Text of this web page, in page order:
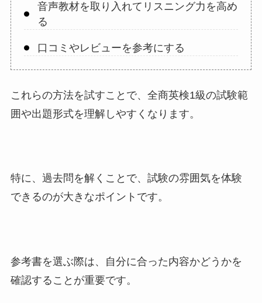
音声教材を取り入れてリスニング力を高め
る
口コミやレビューを参考にする
これらの方法を試すことで、全商英検1級の試験範
囲や出題形式を理解しやすくなります。
特に、過去問を解くことで、試験の雰囲気を体験
できるのが大きなポイントです。
参考書を選ぶ際は、自分に合った内容かどうかを
確認することが重要です。